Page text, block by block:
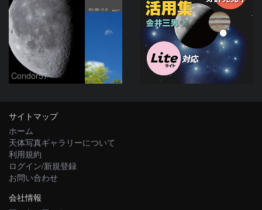
Condor57
サイトマップ
ホーム
天体写真ギャラリーについて
利用規約
ログイン/新規登録
お問い合わせ
会社情報